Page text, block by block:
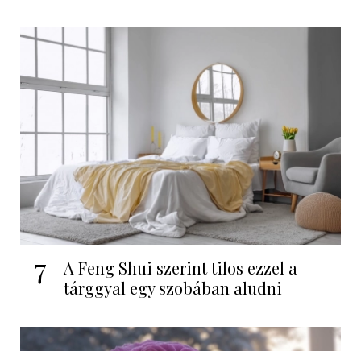
7
A Feng Shui szerint tilos ezzel a
tárggyal egy szobában aludni